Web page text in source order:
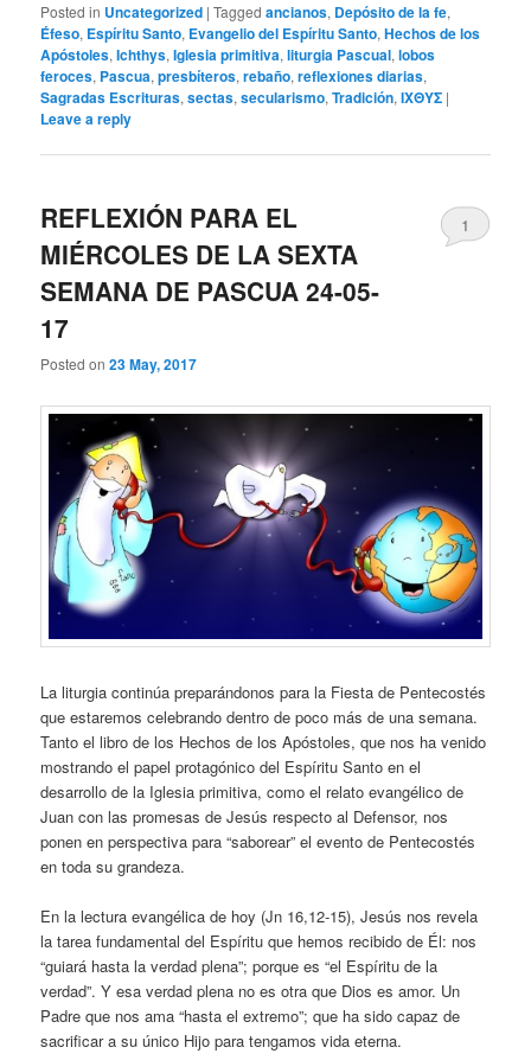
Posted in Uncategorized |Tagged ancianos, Depósito de la fe,
Éfeso, Espíritu Santo, Evangelio del Espíritu Santo,Hechos de los
Apóstoles,Ichthys,Iglesia primitiva,liturgia Pascual,lobos
feroces, Pascua,presbíteros,rebaño,reflexiones diarias,
Sagradas Escrituras,sectas,secularismo,Tradición,ΙΧΘΥΣ |
Leave a reply
REFLEXIÓN PARA EL
MIÉRCOLES DE LA SEXTA
SEMANA DE PASCUA 24-05-
17
Posted on23 May, 2017
1
La liturgia continúa preparándonos para la Fiesta de Pentecostés
que estaremos celebrando dentro de poco más de una semana.
Tanto el libro de los Hechos de los Apóstoles, que nos ha venido
mostrando el papel protagónico del Espíritu Santo en el
desarrollo de la Iglesia primitiva, como el relato evangélico de
Juan con las promesas de Jesús respecto al Defensor, nos
ponen en perspectiva para “saborear” el evento de Pentecostés
en toda su grandeza.
En la lectura evangélica de hoy (Jn 16,12-15), Jesús nos revela
la tarea fundamental del Espíritu que hemos recibido de Él: nos
“guiará hasta la verdad plena”; porque es “el Espíritu de la
verdad”. Y esa verdad plena no es otra que Dios es amor. Un
Padre que nos ama “hasta el extremo”; que ha sido capaz de
sacrificar a su único Hijo para tengamos vida eterna.